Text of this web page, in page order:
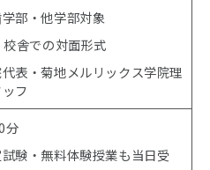
部・他学部対象
舎での対面形式
表・菊地メルリックス学院理
フ
分
験・無料体験授業も当日受